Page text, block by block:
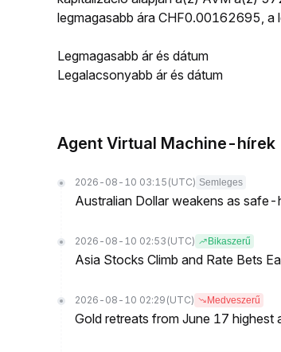
legmagasabb ára CHF0.00162695,
Legmagasabb ár és dátum
Legalacsonyabb ár és dátum
Agent Virtual Machine-hírek
2026-08-10 03:15 (UTC) Semleges
Australian Dollar weakens as
2026-08-10 02:53 (UTC) Bikaszerű
Asia Stocks Climb and Rate Bets
2026-08-10 02:29 (UTC) Medveszerű
Gold retreats from June 17